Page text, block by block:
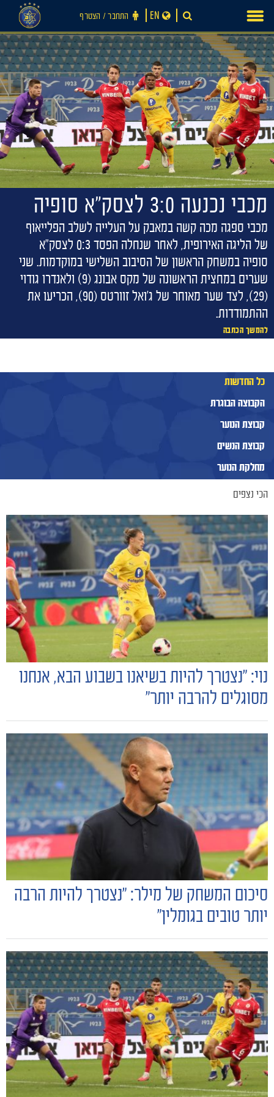
חדשות
הקבוצות
משחקים
ותוצאות
content
התחבר ‪/‬ הצטרף EN
מכבי נכנעה 3:0 לצסק״א סופיה
מכבי ספגה מכה קשה במאבק על העלייה לשלב הפלייאוף
של הליגה האירופית, לאחר שנחלה הפסד 0:3 לצסק"א
סופיה במשחק הראשון של הסיבוב השלישי במוקדמות. שני
שערים במחצית הראשונה של מקס אבונג (9) ולאנדרו גודוי
(29), לצד שער מאוחר של ג'ואל זוורטס (90), הכריעו את
ההתמודדות.
להמשך הכתבה
כל החדשות
הקבוצה הבוגרת
קבוצת הנוער
קבוצת הנשים
מחלקת הנוער
הכי נצפים
נוי: "נצטרך להיות בשיאנו בשבוע הבא, אנחנו
מסוגלים להרבה יותר"
סיכום המשחק של מילר: "נצטרך להיות הרבה
יותר טובים בגומלין״